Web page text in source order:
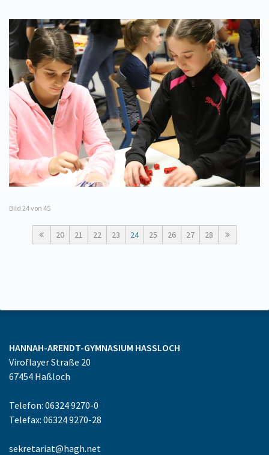
Bild 24von 45
20 21 22 23 24 25 26 27 28
HANNAH-ARENDT-GYMNASIUM HASSLOCH
Viroflayer Straße 20
67454 Haßloch
Telefon: 06324 9270-0
Telefax: 06324 9270-28
sekretariat@hagh.net